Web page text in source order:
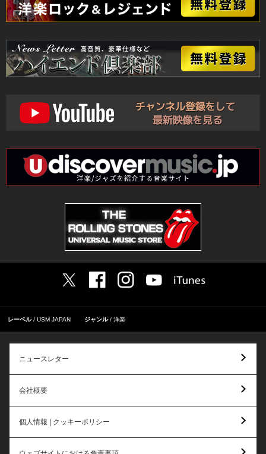
レーベル USM JAPAN ジャンル 洋楽
ニュースレター
会社概要
個人情報 | クッキーポリシー